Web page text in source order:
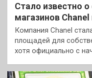
Стало известно
магазинов Chanel
Компания Chanel
площадей для
хотя официально с